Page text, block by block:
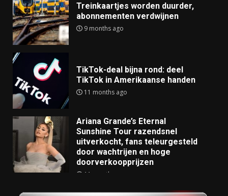
Treinkaartjes worden duurder,
abonnementen verdwijnen
9 months ago
TikTok-deal bijna rond: deel
TikTok in Amerikaanse handen
11 months ago
Ariana Grande’s Eternal
Sunshine Tour razendsnel
uitverkocht, fans teleurgesteld
door wachtrijen en hoge
doorverkoopprijzen
11 months ago